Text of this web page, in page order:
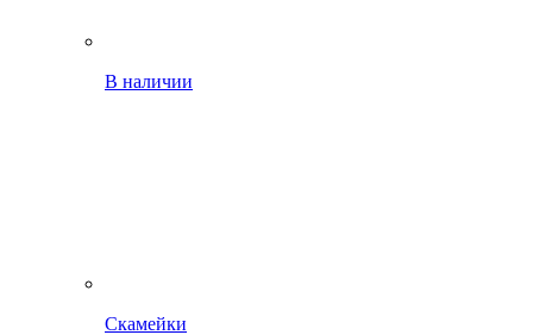
В наличии
Скамейки